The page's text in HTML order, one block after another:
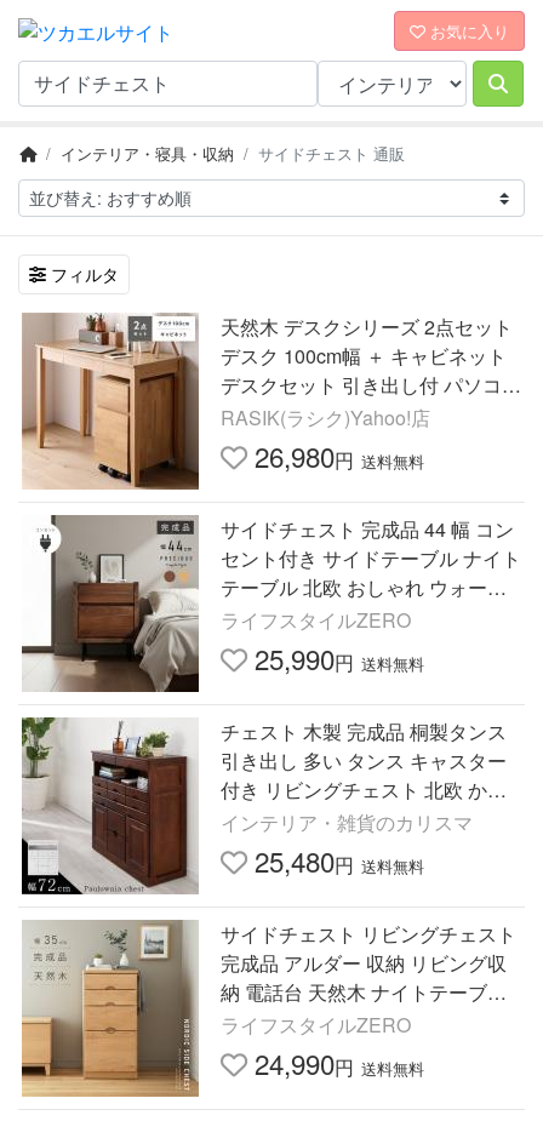
お気に入り
インテリア・寝具・収納 サイドチェスト 通販
フィルタ
天然木 デスクシリーズ 2点セット
デスク 100cm幅 ＋ キャビネット
デスクセット 引き出し付 パソコン
デスク サイドチェスト Keiju ケイ
ユ 送料無料
RASIK(ラシク)Yahoo!店
26,980円 送料無料
サイドチェスト 完成品 44 幅 コン
セント付き サイドテーブル ナイト
テーブル 北欧 おしゃれ ウォール
ナット ナチュラル シンプル コン
パクト 天然木 収納
ライフスタイルZERO
25,990円 送料無料
チェスト 木製 完成品 桐製タンス
引き出し 多い タンス キャスター
付き リビングチェスト 北欧 かわ
いい シンプル 小物収納 収納ケー
ス 大容量 a4
インテリア・雑貨のカリスマ
25,480円 送料無料
サイドチェスト リビングチェスト
完成品 アルダー 収納 リビング収
納 電話台 天然木 ナイトテーブル
北欧 おしゃれ スリム コンパクト
ライフスタイルZERO
24,990円 送料無料